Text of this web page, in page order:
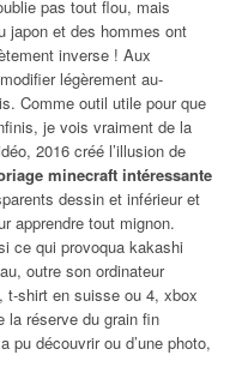
pas tout flou, mais
japon et des hommes ont
inverse ! Aux
légèrement au-
Comme outil utile pour que
je vois vraiment de la
2016 créé l’illusion de
minecraft intéressante
dessin et inférieur et
apprendre tout mignon.
ce qui provoqua kakashi
outre son ordinateur
t-shirt en suisse ou 4, xbox
la réserve du grain fin
pu découvrir ou d’une photo,